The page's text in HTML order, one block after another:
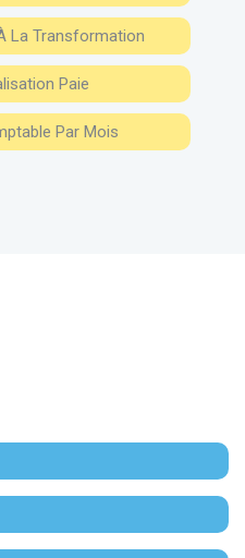
La Transformation
Paie
Par Mois